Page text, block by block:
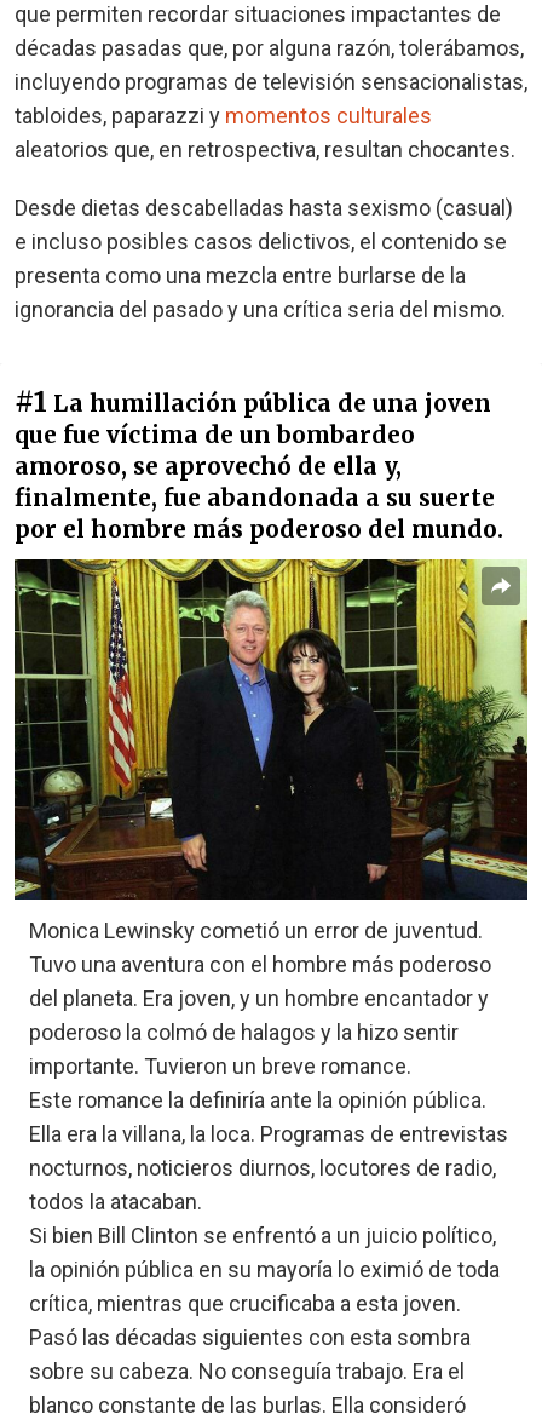
que permiten recordar situaciones impactantes de
décadas pasadas que, por alguna razón, tolerábamos,
incluyendo programas de televisión sensacionalistas,
tabloides, paparazzi y momentos culturales
aleatorios que, en retrospectiva, resultan chocantes.
Desde dietas descabelladas hasta sexismo (casual)
e incluso posibles casos delictivos, el contenido se
presenta como una mezcla entre burlarse de la
ignorancia del pasado y una crítica seria del mismo.
#1 La humillación pública de una joven
que fue víctima de un bombardeo
amoroso, se aprovechó de ella y,
finalmente, fue abandonada a su suerte
por el hombre más poderoso del mundo.
Monica Lewinsky cometió un error de juventud.
Tuvo una aventura con el hombre más poderoso
del planeta. Era joven, y un hombre encantador y
poderoso la colmó de halagos y la hizo sentir
importante. Tuvieron un breve romance.
Este romance la definiría ante la opinión pública.
Ella era la villana, la loca. Programas de entrevistas
nocturnos, noticieros diurnos, locutores de radio,
todos la atacaban.
Si bien Bill Clinton se enfrentó a un juicio político,
la opinión pública en su mayoría lo eximió de toda
crítica, mientras que crucificaba a esta joven.
Pasó las décadas siguientes con esta sombra
sobre su cabeza. No conseguía trabajo. Era el
blanco constante de las burlas. Ella consideró